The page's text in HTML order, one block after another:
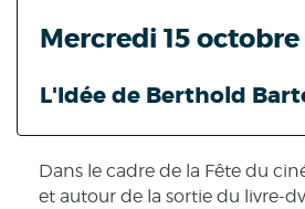
Mercredi 15 octobre
L'Idée de Berthold
Dans le cadre de la Fête du
et autour de la sortie du livre-